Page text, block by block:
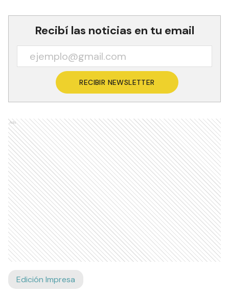
Recibí las noticias en tu email
RECIBIR NEWSLETTER
Ads
Edición Impresa